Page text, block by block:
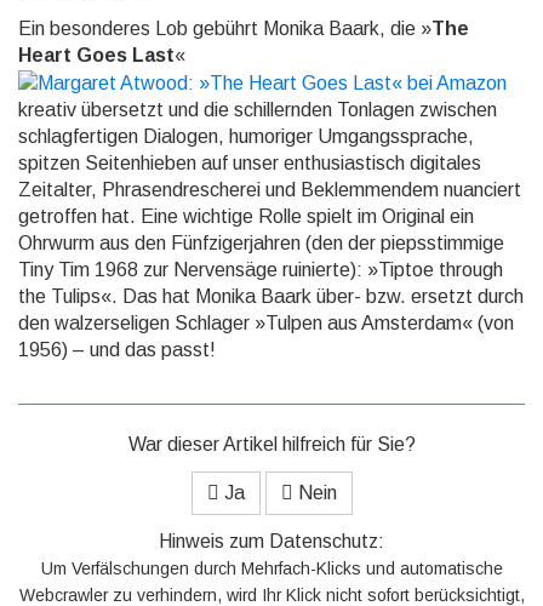
Ein besonderes Lob gebührt Monika Baark, die »The
Heart Goes Last«
kreativ übersetzt und die schil­lernden Tonlagen zwischen
schlag­fertigen Dialogen, humoriger Umgangs­sprache,
spitzen Seiten­hieben auf unser enthu­siastisch digitales
Zeit­alter, Phrasen­drescherei und Beklem­mendem nuanciert
getroffen hat. Eine wichtige Rolle spielt im Original ein
Ohrwurm aus den Fünfziger­jahren (den der pieps­stimmige
Tiny Tim 1968 zur Nerven­säge ruinierte): »Tiptoe through
the Tulips«. Das hat Monika Baark über- bzw. ersetzt durch
den walzer­seligen Schlager »Tulpen aus Amster­dam« (von
1956) – und das passt!
War dieser Artikel hilfreich für Sie?
Ja Nein
Hinweis zum Datenschutz:
Um Verfälschungen durch Mehrfach-Klicks und automatische
Webcrawler zu verhindern, wird Ihr Klick nicht sofort berücksichtigt,